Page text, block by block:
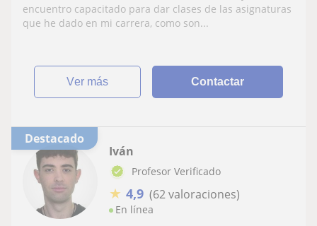
encuentro capacitado para dar clases de las asignaturas
que he dado en mi carrera, como son...
ver más Contactar
Destacado
Iván
Profesor Verificado
★ 4,9 (62 valoraciones)
En línea